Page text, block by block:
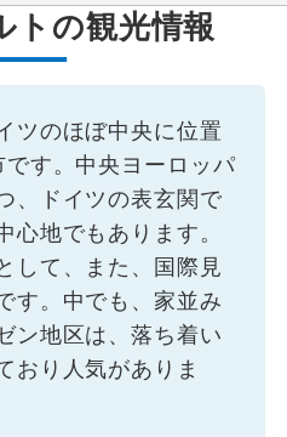
トの観光情報
ツのほぼ中央に位置
す。中央ヨーロッパ
、ドイツの表玄関で
心地でもあります。
して、また、国際見
す。中でも、家並み
ン地区は、落ち着い
おり人気がありま